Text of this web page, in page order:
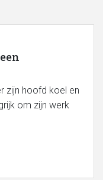
zijn hoofd koel en
om zijn werk